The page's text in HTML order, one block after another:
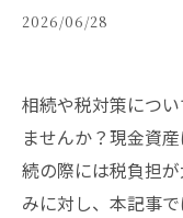
2026/06/28
相続や税対策につ
ませんか？現金資
続の際には税負担
みに対し、本記事